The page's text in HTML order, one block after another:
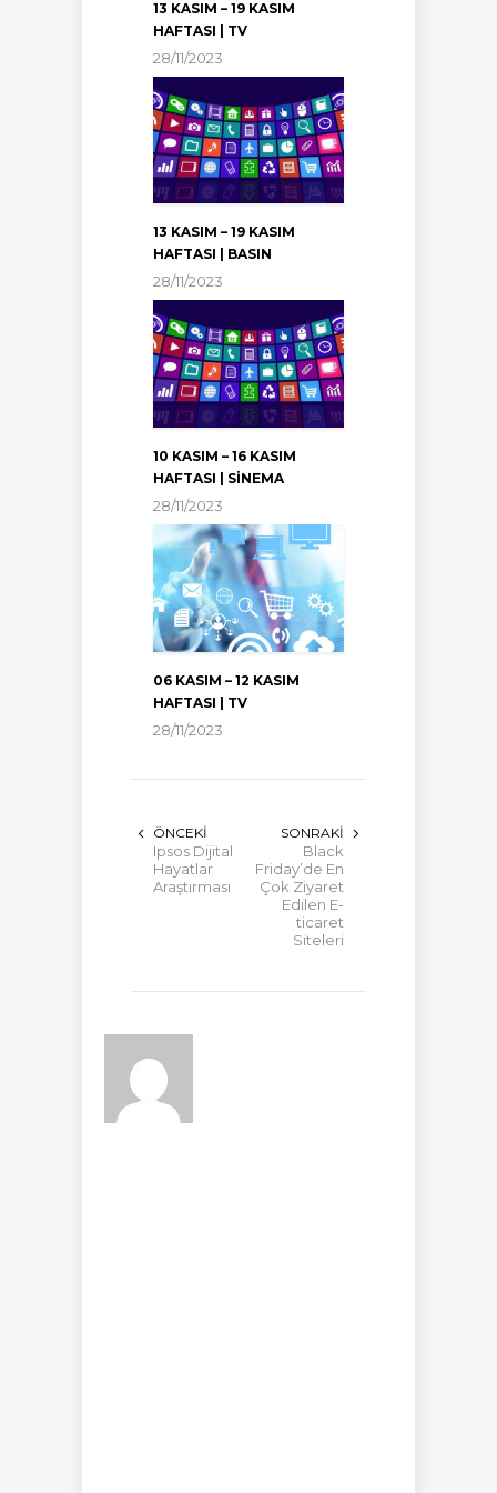
13 KASIM – 19 KASIM
HAFTASI | TV
28/11/2023
13 KASIM – 19 KASIM
HAFTASI | BASIN
28/11/2023
10 KASIM – 16 KASIM
HAFTASI | SİNEMA
28/11/2023
06 KASIM – 12 KASIM
HAFTASI | TV
28/11/2023
ÖNCEKI
Ipsos Dijital
Hayatlar
Araştırması
SONRAKI
Black
Friday’de En
Çok Ziyaret
Edilen E-
ticaret
Siteleri